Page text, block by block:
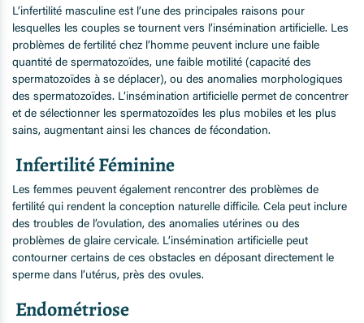
L’infertilité masculine est l’une des principales raisons pour
lesquelles les couples se tournent vers l’insémination artificielle. Les
problèmes de fertilité chez l’homme peuvent inclure une faible
quantité de spermatozoïdes, une faible motilité (capacité des
spermatozoïdes à se déplacer), ou des anomalies morphologiques
des spermatozoïdes. L’insémination artificielle permet de concentrer
et de sélectionner les spermatozoïdes les plus mobiles et les plus
sains, augmentant ainsi les chances de fécondation.
Infertilité Féminine
Les femmes peuvent également rencontrer des problèmes de
fertilité qui rendent la conception naturelle difficile. Cela peut inclure
des troubles de l’ovulation, des anomalies utérines ou des
problèmes de glaire cervicale. L’insémination artificielle peut
contourner certains de ces obstacles en déposant directement le
sperme dans l’utérus, près des ovules.
Endométriose